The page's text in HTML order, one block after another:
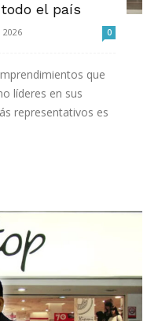
el país
0
que
líderes en sus
representativos es